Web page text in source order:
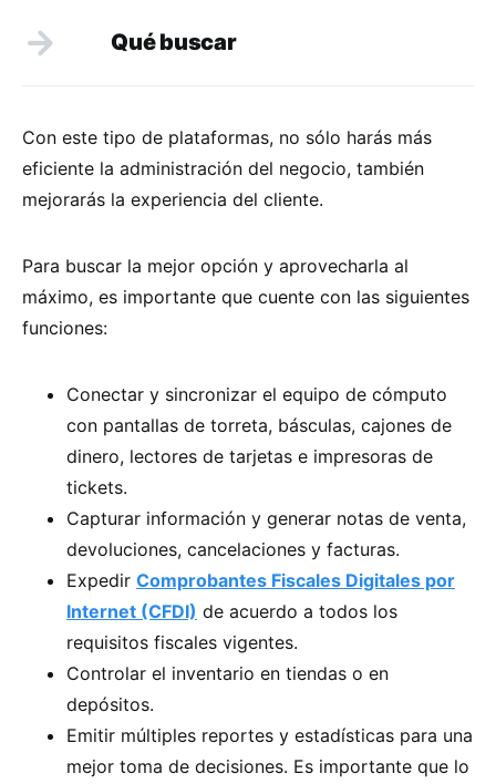
Qué buscar
Con este tipo de plataformas, no sólo harás más
eficiente la administración del negocio, también
mejorarás la experiencia del cliente.
Para buscar la mejor opción y aprovecharla al
máximo, es importante que cuente con las siguientes
funciones:
Conectar y sincronizar el equipo de cómputo
con pantallas de torreta, básculas, cajones de
dinero, lectores de tarjetas e impresoras de
tickets.
Capturar información y generar notas de venta,
devoluciones, cancelaciones y facturas.
Expedir Comprobantes Fiscales Digitales por
Internet (CFDI) de acuerdo a todos los
requisitos fiscales vigentes.
Controlar el inventario en tiendas o en
depósitos.
Emitir múltiples reportes y estadísticas para una
mejor toma de decisiones. Es importante que lo